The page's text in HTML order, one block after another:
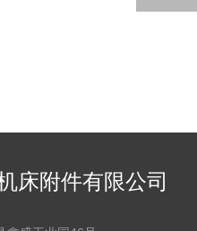
床附件有限公司